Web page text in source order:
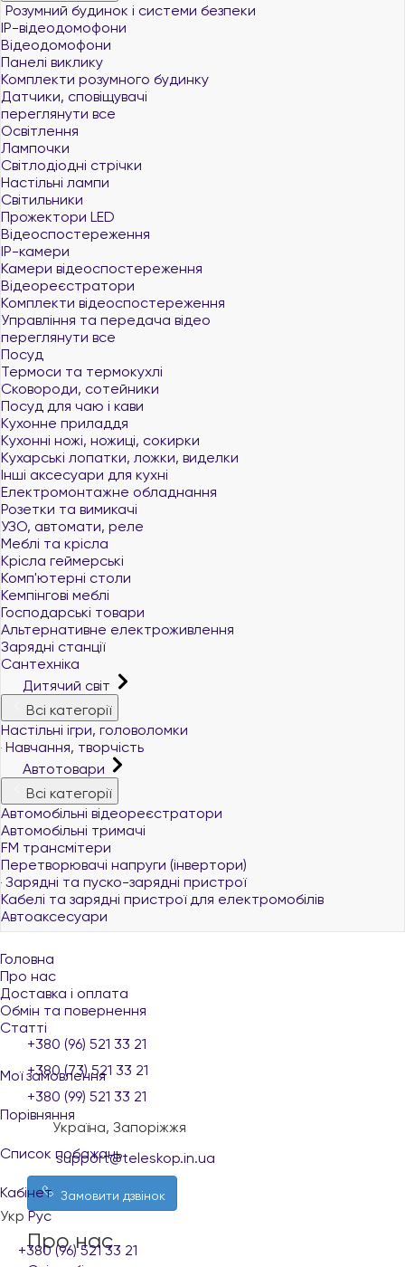
Розумний будинок і системи безпеки
IP-відеодомофони
Відеодомофони
Панелі виклику
Комплекти розумного будинку
Датчики, сповіщувачі
переглянути все
Освітлення
Лампочки
Світлодіодні стрічки
Настільні лампи
Світильники
Прожектори LED
Відеоспостереження
IP-камери
Камери відеоспостереження
Відеореєстратори
Комплекти відеоспостереження
Управління та передача відео
переглянути все
Посуд
Термоси та термокухлі
Сковороди, сотейники
Посуд для чаю і кави
Кухонне приладдя
Кухонні ножі, ножиці, сокирки
Кухарські лопатки, ложки, виделки
Інші аксесуари для кухні
Електромонтажне обладнання
Розетки та вимикачі
УЗО, автомати, реле
Меблі та крісла
Крісла геймерські
Комп'ютерні столи
Кемпінгові меблі
Господарські товари
Альтернативне електроживлення
Зарядні станції
Сантехніка
Дитячий світ
Всі категорії
Настільні ігри, головоломки
Навчання, творчість
Автотовари
Всі категорії
Автомобільні відеореєстратори
Автомобільні тримачі
FM трансмітери
Перетворювачі напруги (інвертори)
Зарядні та пуско-зарядні пристрої
Кабелі та зарядні пристрої для електромобілів
Автоаксесуари
Головна
Про нас
Доставка і оплата
Обмін та повернення
Статті
Мої замовлення
Порівняння
Список побажань
Кабінет
Укр Рус
+380 (96) 521 33 21
+380 (96) 521 33 21
+380 (73) 521 33 21
+380 (99) 521 33 21
Україна, Запоріжжя
support@teleskop.in.ua
Замовити дзвінок
Про нас